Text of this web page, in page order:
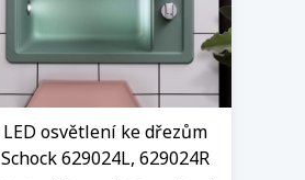
LED osvětlení ke dřezům
Schock 629024L, 629024R